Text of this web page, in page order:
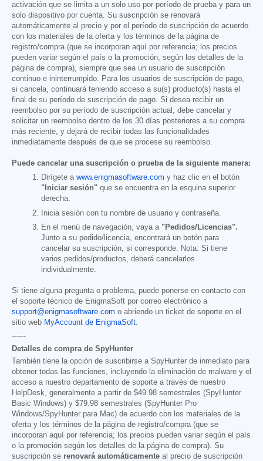
activación que se limita a un solo uso por período de prueba y para un
solo dispositivo por cuenta. Su suscripción se renovará
automáticamente al precio y por el período de suscripción de acuerdo
con los materiales de la oferta y los términos de la página de
registro/compra (que se incorporan aquí por referencia; los precios
pueden variar según el país o la promoción, según los detalles de la
página de compra), siempre que sea un usuario de suscripción
continuo e ininterrumpido. Para los usuarios de suscripción de pago,
si cancela, continuará teniendo acceso a su(s) producto(s) hasta el
final de su período de suscripción de pago. Si desea recibir un
reembolso por su período de suscripción actual, debe cancelar y
solicitar un reembolso dentro de los 30 días posteriores a su compra
más reciente, y dejará de recibir todas las funcionalidades
inmediatamente después de que se procese su reembolso.
Puede cancelar una suscripción o prueba de la siguiente manera:
Dirígete a www.enigmasoftware.com y haz clic en el botón
"Iniciar sesión" que se encuentra en la esquina superior
derecha.
Inicia sesión con tu nombre de usuario y contraseña.
En el menú de navegación, vaya a "Pedidos/Licencias".
Junto a su pedido/licencia, encontrará un botón para
cancelar su suscripción, si corresponde. Nota: Si tiene
varios pedidos/productos, deberá cancelarlos
individualmente.
Si tiene alguna pregunta o problema, puede ponerse en contacto con
el soporte técnico de EnigmaSoft por correo electrónico a
support@enigmasoftware.com o abriendo un ticket de soporte en el
sitio web MyAccount de EnigmaSoft
------
Detalles de compra de SpyHunter
También tiene la opción de suscribirse a SpyHunter de inmediato para
obtener todas las funciones, incluyendo la eliminación de malware y el
acceso a nuestro departamento de soporte a través de nuestro
HelpDesk, generalmente a partir de $49.98 semestrales (SpyHunter
Basic Windows) y $79.98 semestrales (SpyHunter Pro
Windows/SpyHunter para Mac) de acuerdo con los materiales de la
oferta y los términos de la página de registro/compra (que se
incorporan aquí por referencia; los precios pueden variar según el país
o la promoción según los detalles de la página de compra). Su
suscripción se renovará automáticamente al precio de suscripción